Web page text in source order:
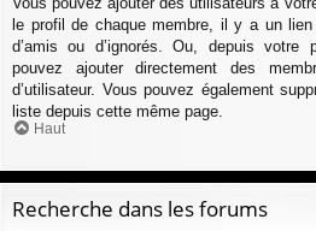
le profil de chaque membre, il y a un
d’amis ou d’ignorés. Ou, depuis votre
pouvez ajouter directement des
d’utilisateur. Vous pouvez également
liste depuis cette même page.
Haut
Recherche dans les forums